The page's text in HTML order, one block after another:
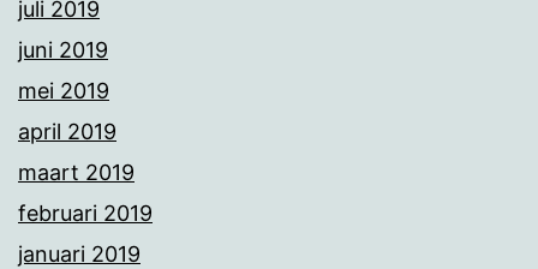
juli 2019
juni 2019
mei 2019
april 2019
maart 2019
februari 2019
januari 2019